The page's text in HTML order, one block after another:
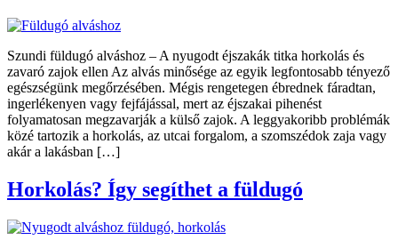
Szundi füldugó alváshoz – A nyugodt éjszakák titka horkolás és
zavaró zajok ellen Az alvás minősége az egyik legfontosabb tényező
egészségünk megőrzésében. Mégis rengetegen ébrednek fáradtan,
ingerlékenyen vagy fejfájással, mert az éjszakai pihenést
folyamatosan megzavarják a külső zajok. A leggyakoribb problémák
közé tartozik a horkolás, az utcai forgalom, a szomszédok zaja vagy
akár a lakásban […]
Horkolás? Így segíthet a füldugó